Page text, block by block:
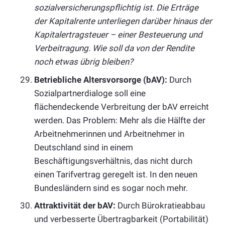
sozialversicherungspflichtig ist. Die Erträge
der Kapitalrente unterliegen darüber hinaus der
Kapitalertragsteuer – einer Besteuerung und
Verbeitragung. Wie soll da von der Rendite
noch etwas übrig bleiben?
Betriebliche Altersvorsorge (bAV): Durch
Sozialpartnerdialoge soll eine
flächendeckende Verbreitung der bAV erreicht
werden. Das Problem: Mehr als die Hälfte der
Arbeitnehmerinnen und Arbeitnehmer in
Deutschland sind in einem
Beschäftigungsverhältnis, das nicht durch
einen Tarifvertrag geregelt ist. In den neuen
Bundesländern sind es sogar noch mehr.
Attraktivität der bAV: Durch Bürokratieabbau
und verbesserte Übertragbarkeit (Portabilität)